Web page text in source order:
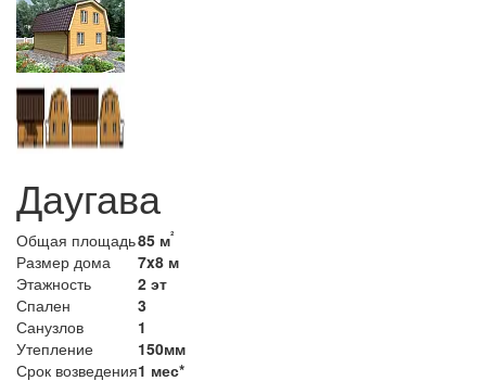
Даугава
Общая площадь85 м²
Размер дома
7x8 м
Этажность
2 эт
Спален
3
Санузлов
1
Утепление
150мм
Срок возведения1 мес*